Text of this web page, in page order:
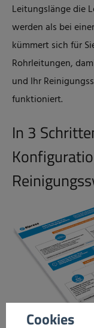
Cookies
Leitungslänge die
werden als bei
kümmert sich für
Rohrleitungen,
und Ihr
funktioniert.
In 3